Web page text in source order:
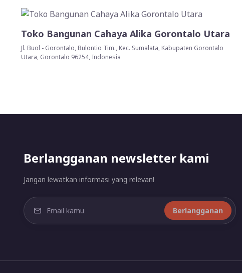
Toko Bangunan Cahaya Alika Gorontalo Utara
Jl. Buol - Gorontalo, Bulontio Tim., Kec. Sumalata, Kabupaten Gorontalo
Utara, Gorontalo 96254, Indonesia
Berlangganan newsletter kami
Jangan lewatkan informasi yang relevan!
Berlangganan